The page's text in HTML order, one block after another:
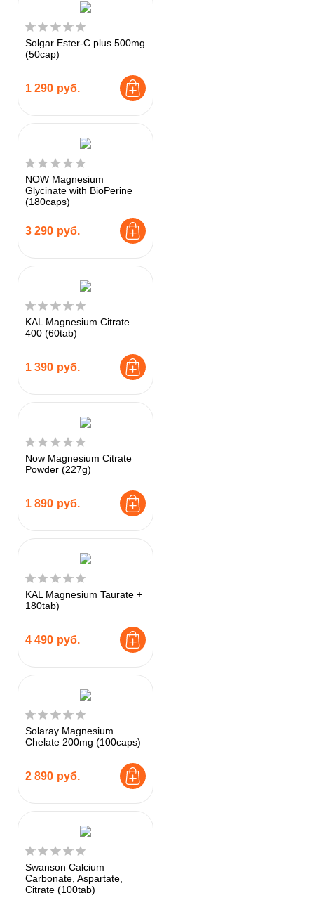
Solgar Ester-C plus 500mg
(50cap)
1 290 руб.
NOW Magnesium
Glycinate with BioPerine
(180caps)
3 290 руб.
KAL Magnesium Citrate
400 (60tab)
1 390 руб.
Now Magnesium Citrate
Powder (227g)
1 890 руб.
KAL Magnesium Taurate +
180tab)
4 490 руб.
Solaray Magnesium
Chelate 200mg (100caps)
2 890 руб.
Swanson Calcium
Carbonate, Aspartate,
Citrate (100tab)